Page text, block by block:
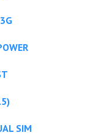
SIM